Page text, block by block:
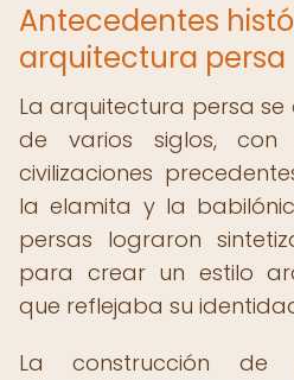
Antecedentes
arquitectura persa
La arquitectura persa
de varios siglos, con
civilizaciones
la elamita y la
persas lograron
para crear un estilo
que reflejaba su
La construcción de